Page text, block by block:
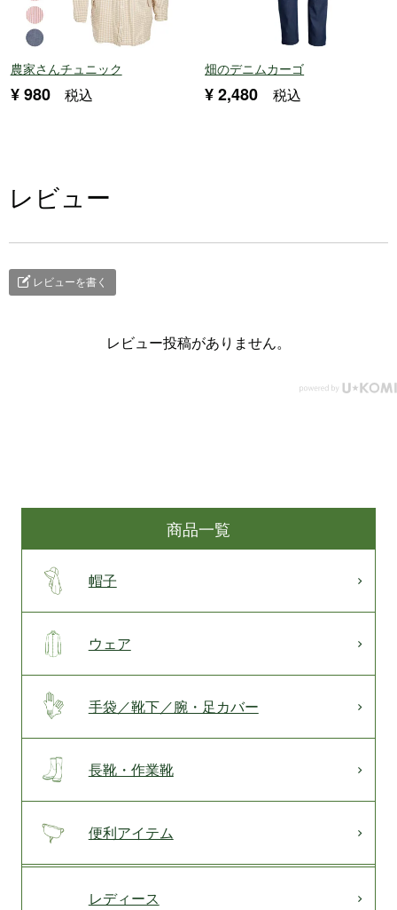
農家さんチュニック
¥ 980 税込
畑のデニムカーゴ
¥2,480 税込
レビュー
レビューを書く
レビュー投稿がありません。
商品一覧
帽子
ウェア
手袋／靴下／腕・足カバー
長靴・作業靴
便利アイテム
レディース